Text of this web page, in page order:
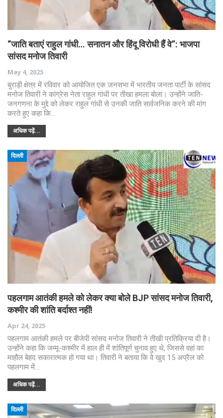
“जाति बताएं राहुल गांधी… सनातन और हिंदू विरोधी हैं वे”: भाजपा
सांसद मनोज तिवारी
May 4, 2025
बुराड़ी क्षेत्र में रविवार को आयोजित एक जनसभा में भारतीय जनता पार्टी के सांसद
मनोज तिवारी ने कांग्रेस नेता राहुल गांधी पर तीखा हमला बोला। उन्होंने जाति-
जनगणना के मुद्दे को लेकर राहुल गांधी से उनकी जाति सार्वजनिक करने की मांग
करते हुए कहा कि…
अधिक पढ़ें...
दिल्ली
पहलगाम आतंकी हमले को लेकर क्या बोले BJP सांसद मनोज तिवारी,
कश्मीर की शांति बर्दाश्त नहीं!
Apr 24, 2025
पहलगाम आतंकी हमले पर बीजेपी सांसद मनोज तिवारी ने तीखी प्रतिक्रिया दी है।
उन्होंने कहा कि जम्मू-कश्मीर में हाल ही में शांतिपूर्ण चुनाव हुए थे, जिससे वहां का
माहौल बेहद सकारात्मक हो गया था। तिवारी ने बताया कि वे खुद 15 अप्रैल को
पहलगाम में…
अधिक पढ़ें...
दिल्ली